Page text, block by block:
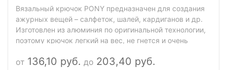
Вязальный крючок PONY предназначен для создания
ажурных вещей – салфеток, шалей, кардиганов и др.
Изготовлен из алюминия по оригинальной технологии,
поэтому крючок легкий на вес, не гнется и очень
соприкосновения с ним не темнеет. Подходит для
от 136,10 руб. до 203,40 руб.